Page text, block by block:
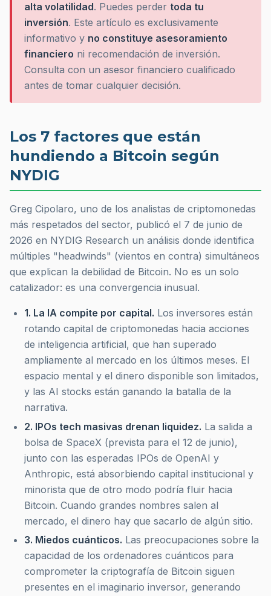
alta volatilidad. Puedes perder toda tu
inversión. Este artículo es exclusivamente
informativo y no constituye asesoramiento
financiero ni recomendación de inversión.
Consulta con un asesor financiero cualificado
antes de tomar cualquier decisión.
Los 7 factores que están
hundiendo a Bitcoin según
NYDIG
Greg Cipolaro, uno de los analistas de criptomonedas
más respetados del sector, publicó el 7 de junio de
2026 en NYDIG Research un análisis donde identifica
múltiples "headwinds" (vientos en contra) simultáneos
que explican la debilidad de Bitcoin. No es un solo
catalizador: es una convergencia inusual.
1. La IA compite por capital. Los inversores están
rotando capital de criptomonedas hacia acciones
de inteligencia artificial, que han superado
ampliamente al mercado en los últimos meses. El
espacio mental y el dinero disponible son limitados,
y las AI stocks están ganando la batalla de la
narrativa.
2. IPOs tech masivas drenan liquidez. La salida a
bolsa de SpaceX (prevista para el 12 de junio),
junto con las esperadas IPOs de OpenAI y
Anthropic, está absorbiendo capital institucional y
minorista que de otro modo podría fluir hacia
Bitcoin. Cuando grandes nombres salen al
mercado, el dinero hay que sacarlo de algún sitio.
3. Miedos cuánticos. Las preocupaciones sobre la
capacidad de los ordenadores cuánticos para
comprometer la criptografía de Bitcoin siguen
presentes en el imaginario inversor, generando